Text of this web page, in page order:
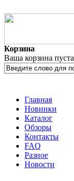
Корзина
Ваша корзина пуста
Главная
Новинки
Каталог
Обзоры
Контакты
FAQ
Разное
Новости